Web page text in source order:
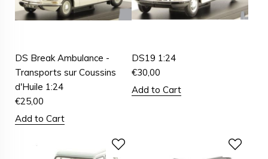
DS Break Ambulance -
Transports sur Coussins
d'Huile 1:24
€25,00
Add to Cart
DS19 1:24
€30,00
Add to Cart